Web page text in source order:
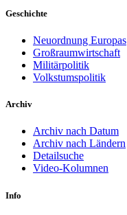
Geschichte
Neuordnung Europas
Großraumwirtschaft
Militärpolitik
Volkstumspolitik
Archiv
Archiv nach Datum
Archiv nach Ländern
Detailsuche
Video-Kolumnen
Info